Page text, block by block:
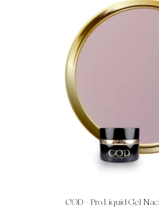
ACHETEZ
COD – Pro Liquid Gel